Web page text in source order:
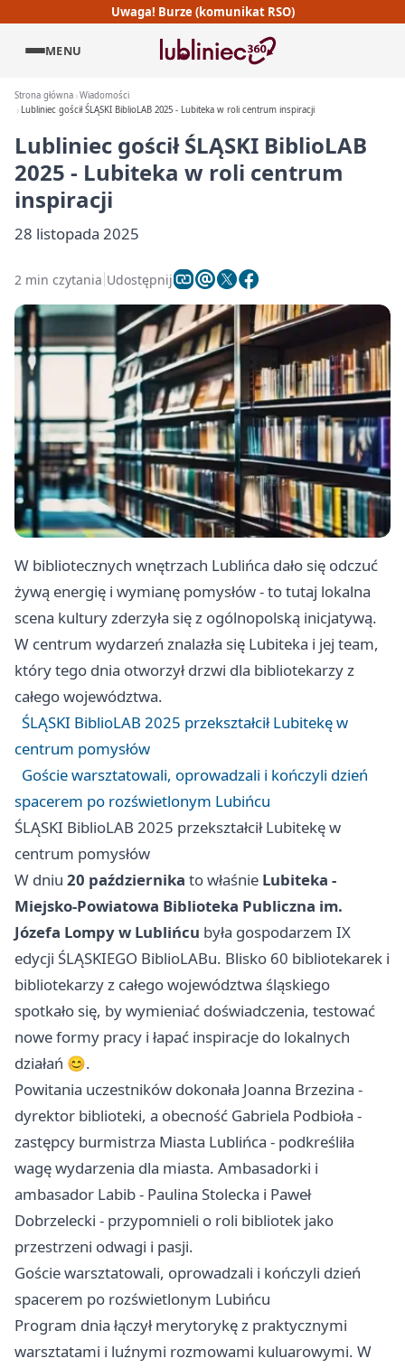
Uwaga! Burze (komunikat RSO)
MENU
Strona główna Wiadomości
Lubliniec gościł ŚLĄSKI BiblioLAB 2025 - Lubiteka w roli centrum inspiracji
Lubliniec gościł ŚLĄSKI BiblioLAB
2025 - Lubiteka w roli centrum
inspiracji
28 listopada 2025
2 min czytania Udostępnij
W bibliotecznych wnętrzach Lublińca dało się odczuć
żywą energię i wymianę pomysłów - to tutaj lokalna
scena kultury zderzyła się z ogólnopolską inicjatywą.
W centrum wydarzeń znalazła się Lubiteka i jej team,
który tego dnia otworzył drzwi dla bibliotekarzy z
całego województwa.
ŚLĄSKI BiblioLAB 2025 przekształcił Lubitekę w
centrum pomysłów
Goście warsztatowali, oprowadzali i kończyli dzień
spacerem po rozświetlonym Lubińcu
ŚLĄSKI BiblioLAB 2025 przekształcił Lubitekę w
centrum pomysłów
W dniu 20 października to właśnie Lubiteka -
Miejsko-Powiatowa Biblioteka Publiczna im.
Józefa Lompy w Lublińcu była gospodarzem IX
edycji ŚLĄSKIEGO BiblioLABu. Blisko 60 bibliotekarek i
bibliotekarzy z całego województwa śląskiego
spotkało się, by wymieniać doświadczenia, testować
nowe formy pracy i łapać inspiracje do lokalnych
działań 😊.
Powitania uczestników dokonała Joanna Brzezina -
dyrektor biblioteki, a obecność Gabriela Podbioła -
zastępcy burmistrza Miasta Lublińca - podkreśliła
wagę wydarzenia dla miasta. Ambasadorki i
ambasador Labib - Paulina Stolecka i Paweł
Dobrzelecki - przypomnieli o roli bibliotek jako
przestrzeni odwagi i pasji.
Goście warsztatowali, oprowadzali i kończyli dzień
spacerem po rozświetlonym Lubińcu
Program dnia łączył merytorykę z praktycznymi
warsztatami i luźnymi rozmowami kuluarowymi. W